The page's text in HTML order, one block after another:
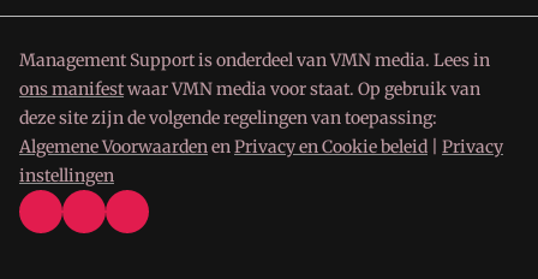
Management Support is onderdeel van VMN media. Lees in
ons manifestwaar VMN media voor staat. Op gebruik van
deze site zijn de volgende regelingen van toepassing:
Algemene VoorwaardenenPrivacy en Cookie beleid
Privacy
instellingen